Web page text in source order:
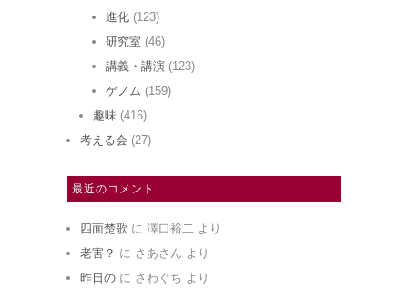
進化 (123)
研究室 (46)
講義・講演 (123)
ゲノム (159)
趣味 (416)
考える会 (27)
最近のコメント
四面楚歌 に 澤口裕二 より
老害？ に さあさん より
昨日の に さわぐち より